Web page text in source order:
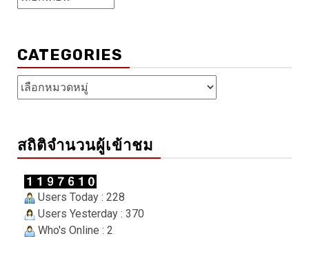
เก็บ
CATEGORIES
Categories
สถิติจำนวนผู้เข้าชม
Users Today : 228
Users Yesterday : 370
Who's Online : 2